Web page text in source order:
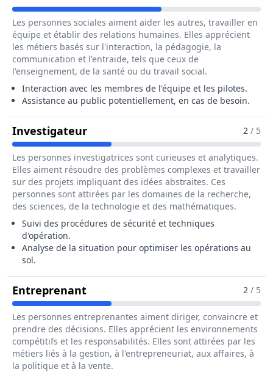
Les personnes sociales aiment aider les autres, travailler en
équipe et établir des relations humaines. Elles apprécient
les métiers basés sur l'interaction, la pédagogie, la
communication et l'entraide, tels que ceux de
l'enseignement, de la santé ou du travail social.
Interaction avec les membres de l'équipe et les pilotes.
Assistance au public potentiellement, en cas de besoin.
InvestigateurPour Le Métier De Agent / Agente
2 / 5
Les personnes investigatrices sont curieuses et analytiques.
Elles aiment résoudre des problèmes complexes et travailler
sur des projets impliquant des idées abstraites. Ces
personnes sont attirées par les domaines de la recherche,
des sciences, de la technologie et des mathématiques.
Suivi des procédures de sécurité et techniques
d'opération.
Analyse de la situation pour optimiser les opérations au
sol.
EntreprenantPour Le Métier De Agent / Agente
2 / 5
Les personnes entreprenantes aiment diriger, convaincre et
prendre des décisions. Elles apprécient les environnements
compétitifs et les responsabilités. Elles sont attirées par les
métiers liés à la gestion, à l'entrepreneuriat, aux affaires, à
la politique et à la vente.